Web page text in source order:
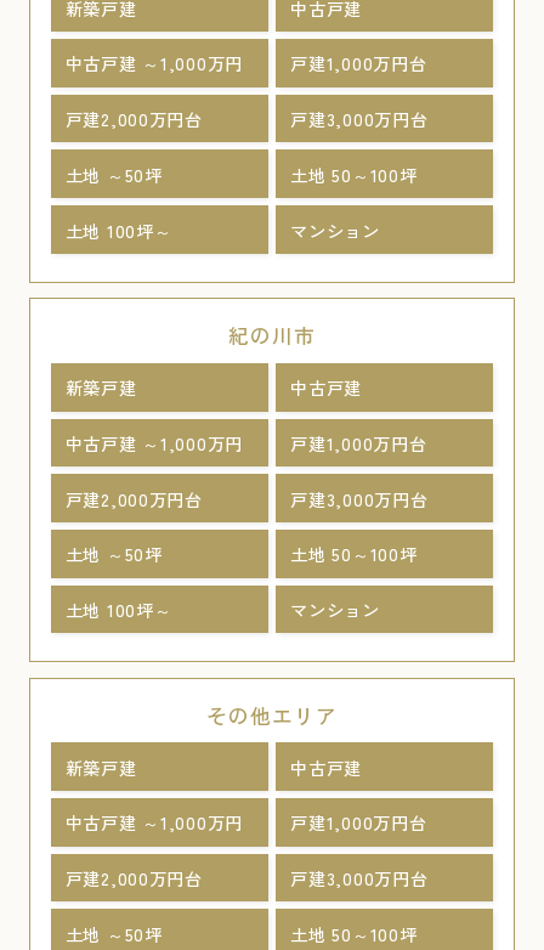
新築戸建 中古戸建
中古戸建 ～1,000万円 戸建1,000万円台
戸建2,000万円台 戸建3,000万円台
土地 ～50坪 土地 50～100坪
土地 100坪～ マンション
紀の川市
新築戸建 中古戸建
中古戸建 ～1,000万円 戸建1,000万円台
戸建2,000万円台 戸建3,000万円台
土地 ～50坪 土地 50～100坪
土地 100坪～ マンション
その他エリア
新築戸建 中古戸建
中古戸建 ～1,000万円 戸建1,000万円台
戸建2,000万円台 戸建3,000万円台
土地 ～50坪 土地 50～100坪